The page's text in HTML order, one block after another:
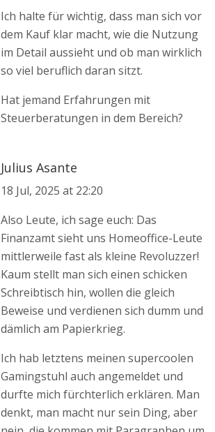
Ich halte für wichtig, dass man sich vor
dem Kauf klar macht, wie die Nutzung
im Detail aussieht und ob man wirklich
so viel beruflich daran sitzt.
Hat jemand Erfahrungen mit
Steuerberatungen in dem Bereich?
Julius Asante
18 Jul, 2025 at 22:20
Also Leute, ich sage euch: Das
Finanzamt sieht uns Homeoffice-Leute
mittlerweile fast als kleine Revoluzzer!
Kaum stellt man sich einen schicken
Schreibtisch hin, wollen die gleich
Beweise und verdienen sich dumm und
dämlich am Papierkrieg.
Ich hab letztens meinen supercoolen
Gamingstuhl auch angemeldet und
durfte mich fürchterlich erklären. Man
denkt, man macht nur sein Ding, aber